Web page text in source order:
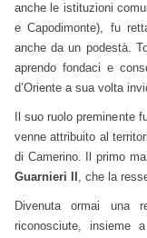
anche le istituzioni
e Capodimonte), fu
anche da un podestà.
aprendo fondaci e
d’Oriente a sua volta
Il suo ruolo preminente
venne attribuito al
di Camerino. Il primo
Guarnieri II , che la
Divenuta ormai una
riconosciute, insieme